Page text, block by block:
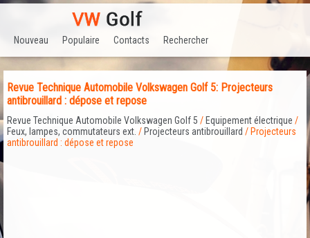
Nouveau Populaire Contacts Rechercher
Revue Technique Automobile Volkswagen Golf 5: Projecteurs
antibrouillard : dépose et repose
Revue Technique Automobile Volkswagen Golf 5 / Equipement électrique /
Feux, lampes, commutateurs ext. / Projecteurs antibrouillard / Projecteurs
antibrouillard : dépose et repose